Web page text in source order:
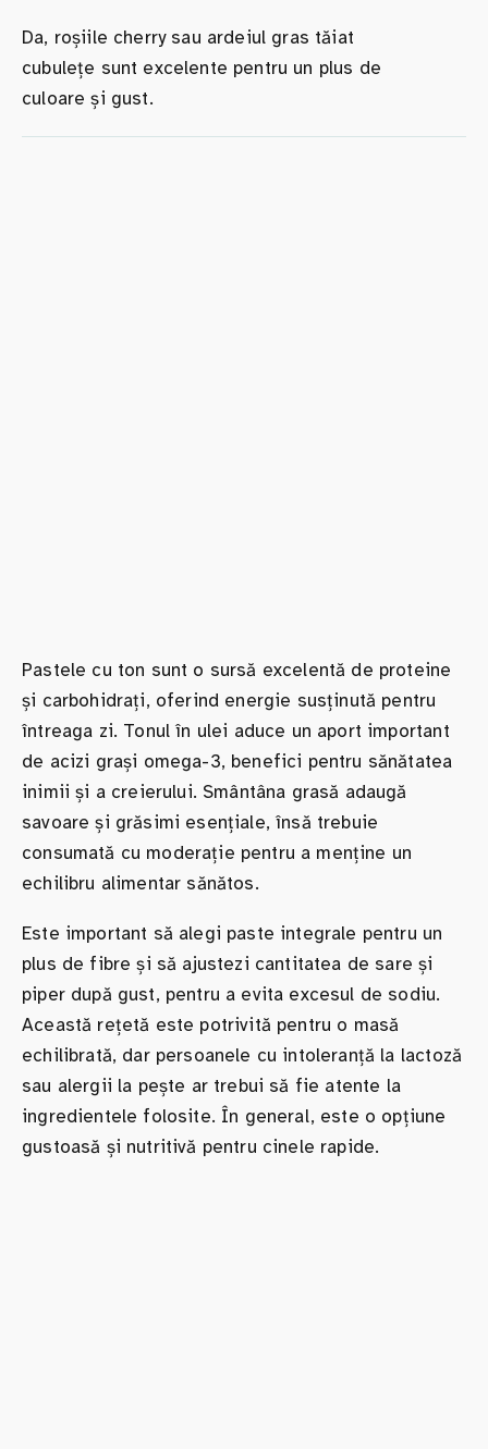
Da, roșiile cherry sau ardeiul gras tăiat
cubulețe sunt excelente pentru un plus de
culoare și gust.
Pastele cu ton sunt o sursă excelentă de proteine
și carbohidrați, oferind energie susținută pentru
întreaga zi. Tonul în ulei aduce un aport important
de acizi grași omega-3, benefici pentru sănătatea
inimii și a creierului. Smântâna grasă adaugă
savoare și grăsimi esențiale, însă trebuie
consumată cu moderație pentru a menține un
echilibru alimentar sănătos.
Este important să alegi paste integrale pentru un
plus de fibre și să ajustezi cantitatea de sare și
piper după gust, pentru a evita excesul de sodiu.
Această rețetă este potrivită pentru o masă
echilibrată, dar persoanele cu intoleranță la lactoză
sau alergii la pește ar trebui să fie atente la
ingredientele folosite. În general, este o opțiune
gustoasă și nutritivă pentru cinele rapide.